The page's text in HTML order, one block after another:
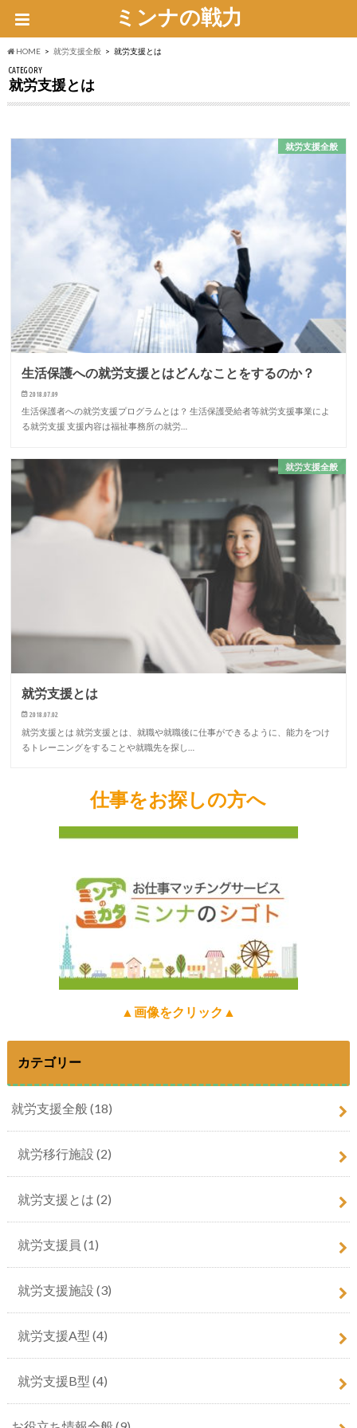
ミンナの戦力
HOME 就労支援全般 就労支援とは
CATEGORY
就労支援とは
就労支援全般
生活保護への就労支援とはどんなことをするのか？
2018.07.09
生活保護者への就労支援プログラムとは？ 生活保護受給者等就労支援事業によ
る就労支援 支援内容は福祉事務所の就労…
就労支援全般
就労支援とは
2018.07.02
就労支援とは 就労支援とは、就職や就職後に仕事ができるように、能力をつけ
るトレーニングをすることや就職先を探し…
仕事をお探しの方へ
▲画像をクリック▲
カテゴリー
就労支援全般(18)
就労移行施設 (2)
就労支援とは (2)
就労支援員 (1)
就労支援施設 (3)
就労支援A型 (4)
就労支援B型 (4)